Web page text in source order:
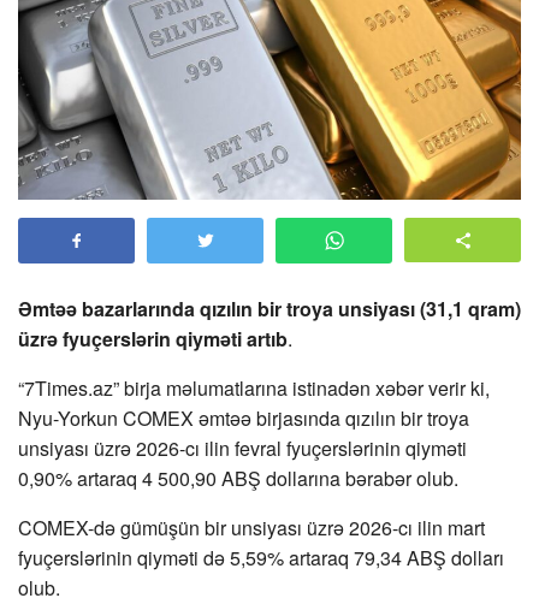
Əmtəə bazarlarında qızılın bir troya unsiyası (31,1 qram)
üzrə fyuçerslərin qiyməti artıb.
“7Times.az” birja məlumatlarına istinadən xəbər verir ki,
Nyu-Yorkun COMEX əmtəə birjasında qızılın bir troya
unsiyası üzrə 2026-cı ilin fevral fyuçerslərinin qiyməti
0,90% artaraq 4 500,90 ABŞ dollarına bərabər olub.
COMEX-də gümüşün bir unsiyası üzrə 2026-cı ilin mart
fyuçerslərinin qiyməti də 5,59% artaraq 79,34 ABŞ dolları
olub.